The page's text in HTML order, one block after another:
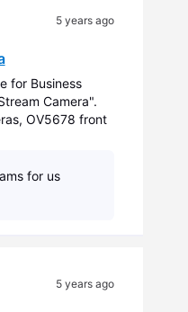
5 years ago
for Business
Camera".
OV5678 front
for us
5 years ago